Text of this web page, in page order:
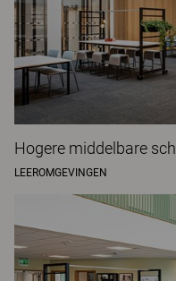
Hogere middelbare
LEEROMGEVINGEN